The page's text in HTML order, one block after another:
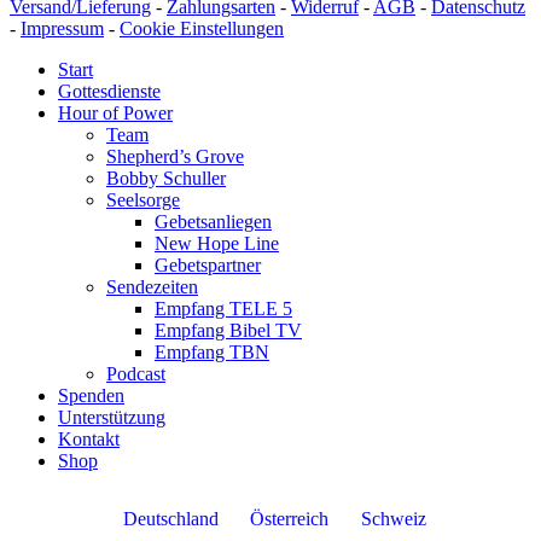
Versand/Lieferung - Zahlungsarten - Widerruf- AGB - Datenschutz
- Impressum - Cookie Einstellungen
Start
Gottesdienste
Hour of Power
Team
Shepherd’s Grove
Bobby Schuller
Seelsorge
Gebetsanliegen
New Hope Line
Gebetspartner
Sendezeiten
Empfang TELE 5
Empfang Bibel TV
Empfang TBN
Podcast
Spenden
Unterstützung
Kontakt
Shop
Deutschland Österreich Schweiz